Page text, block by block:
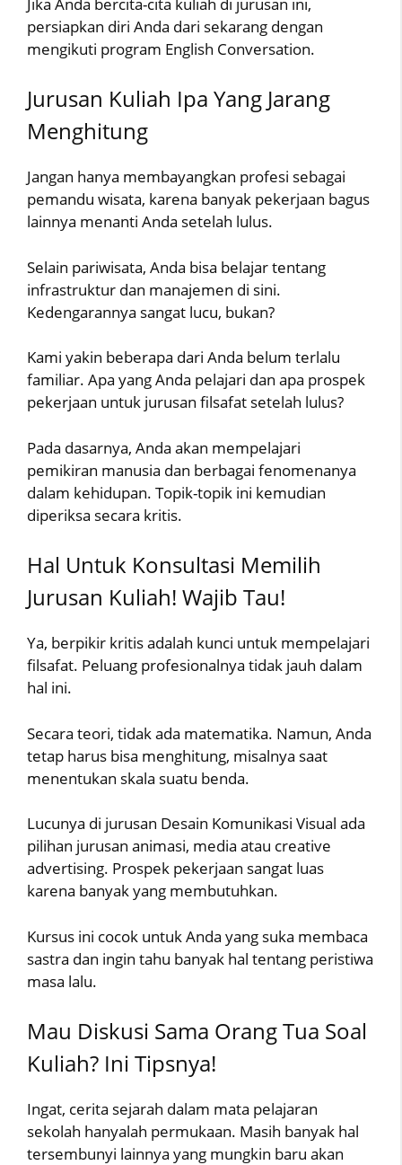
persiapkan diri Anda dari sekarang dengan
mengikuti program English Conversation.
Jurusan Kuliah Ipa Yang Jarang
Menghitung
Jangan hanya membayangkan profesi sebagai
pemandu wisata, karena banyak pekerjaan bagus
lainnya menanti Anda setelah lulus.
Selain pariwisata, Anda bisa belajar tentang
infrastruktur dan manajemen di sini.
Kedengarannya sangat lucu, bukan?
Kami yakin beberapa dari Anda belum terlalu
familiar. Apa yang Anda pelajari dan apa prospek
pekerjaan untuk jurusan filsafat setelah lulus?
Pada dasarnya, Anda akan mempelajari
pemikiran manusia dan berbagai fenomenanya
dalam kehidupan. Topik-topik ini kemudian
diperiksa secara kritis.
Hal Untuk Konsultasi Memilih
Jurusan Kuliah! Wajib Tau!
Ya, berpikir kritis adalah kunci untuk mempelajari
filsafat. Peluang profesionalnya tidak jauh dalam
hal ini.
Secara teori, tidak ada matematika. Namun, Anda
tetap harus bisa menghitung, misalnya saat
menentukan skala suatu benda.
Lucunya di jurusan Desain Komunikasi Visual ada
pilihan jurusan animasi, media atau creative
advertising. Prospek pekerjaan sangat luas
karena banyak yang membutuhkan.
Kursus ini cocok untuk Anda yang suka membaca
sastra dan ingin tahu banyak hal tentang peristiwa
masa lalu.
Mau Diskusi Sama Orang Tua Soal
Kuliah? Ini Tipsnya!
Ingat, cerita sejarah dalam mata pelajaran
sekolah hanyalah permukaan. Masih banyak hal
tersembunyi lainnya yang mungkin baru akan